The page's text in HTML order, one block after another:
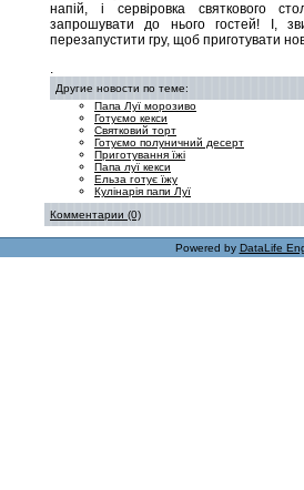
напій, і сервіровка святкового
запрошувати до нього гостей! І,
перезапустити гру, щоб приготувати
.
Другие новости по теме:
Папа Луї морозиво
Готуємо кекси
Святковий торт
Готуємо полуничний десерт
Приготування їжі
Папа луї кекси
Ельза готує їжу
Кулінарія папи Луї
Комментарии (0)
Powered by DataLife